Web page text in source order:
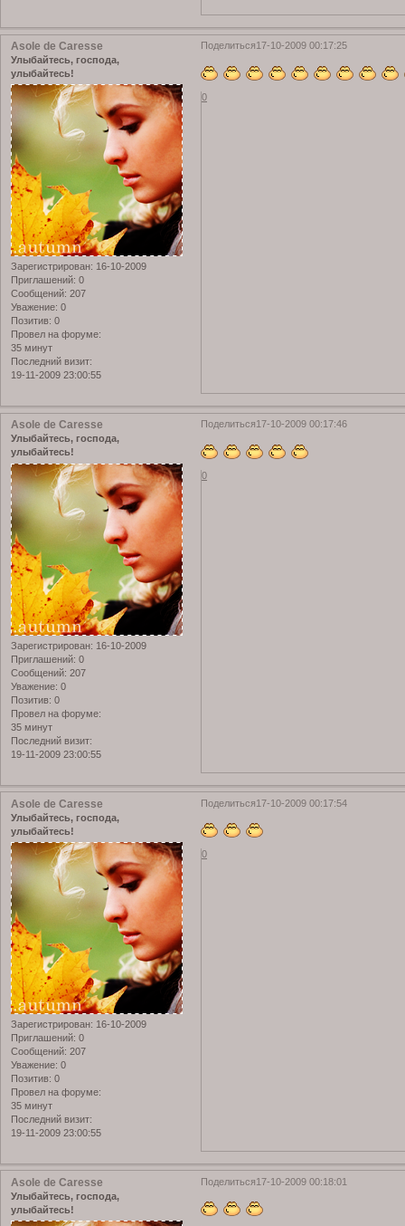
Поделиться17-10-2009 00:17:25
Asole de Caresse
Улыбайтесь, господа,
улыбайтесь!
Зарегистрирован: 16-10-2009
Приглашений: 0
Сообщений: 207
Уважение: 0
Позитив: 0
Провел на форуме:
35 минут
Последний визит:
19-11-2009 23:00:55
0
Поделиться17-10-2009 00:17:46
Asole de Caresse
Улыбайтесь, господа,
улыбайтесь!
Зарегистрирован: 16-10-2009
Приглашений: 0
Сообщений: 207
Уважение: 0
Позитив: 0
Провел на форуме:
35 минут
Последний визит:
19-11-2009 23:00:55
0
Поделиться17-10-2009 00:17:54
Asole de Caresse
Улыбайтесь, господа,
улыбайтесь!
Зарегистрирован: 16-10-2009
Приглашений: 0
Сообщений: 207
Уважение: 0
Позитив: 0
Провел на форуме:
35 минут
Последний визит:
19-11-2009 23:00:55
0
Поделиться17-10-2009 00:18:01
Asole de Caresse
Улыбайтесь, господа,
улыбайтесь!